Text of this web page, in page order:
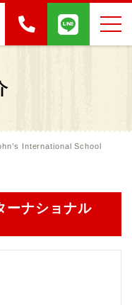
International School
ーナショナル